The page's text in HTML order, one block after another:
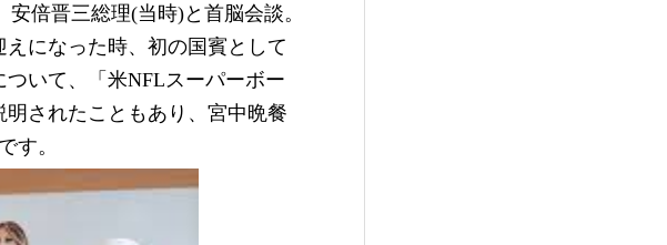
倍晋三総理(当時)と首脳会談。
になった時、初の国賓として
いて、「米NFLスーパーボー
されたこともあり、宮中晩餐
す。